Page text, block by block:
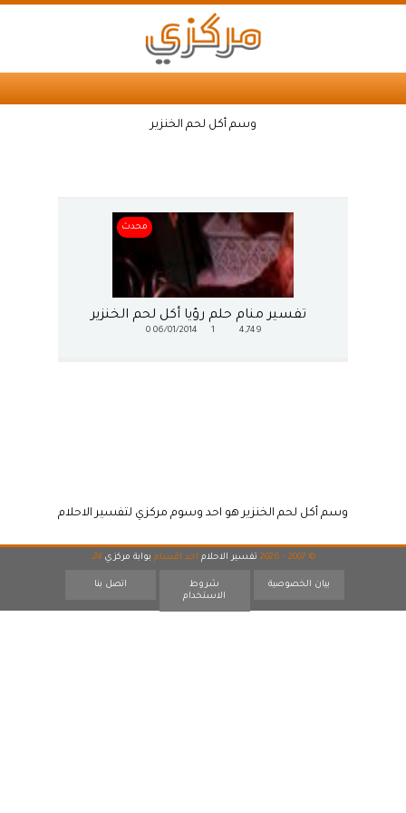
وسم أكل لحم الخنزير
محدث
تفسير منام حلم رؤيا أكل لحم الخنزير
4,749
06/01/2014
0
وسم أكل لحم الخنزير هو احد وسوم مركزي لتفسير الاحلام
© 2007 - 2026 تفسير الاحلام احد اقسام بوابة مركزي 24
بيان الخصوصية
شروط
الاستخدام
اتصل بنا